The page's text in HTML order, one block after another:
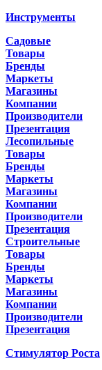
Инструменты
Садовые
Товары
Бренды
Маркеты
Магазины
Компании
Производители
Презентация
Лесопильные
Товары
Бренды
Маркеты
Магазины
Компании
Производители
Презентация
Строительные
Товары
Бренды
Маркеты
Магазины
Компании
Производители
Презентация
Стимулятор Роста